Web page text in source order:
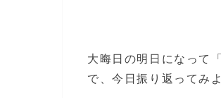
大晦日の明日になって
で、今日振り返ってみ